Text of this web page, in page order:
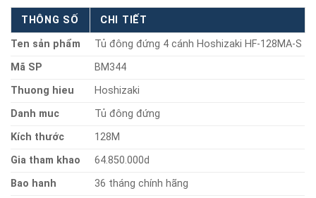
THÔNG SỐ
CHI TIẾT
Ten sản phẩm
Tủ đông đứng 4 cánh Hoshizaki HF-128MA-S
Mã SP
BM344
Thuong hieu
Hoshizaki
Danh muc
Tủ đông đứng
Kích thước
128M
Gia tham khao
64.850.000d
Bao hanh
36 tháng chính hãng